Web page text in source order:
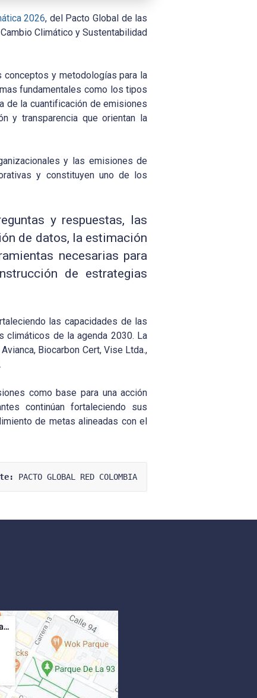
2026, del Pacto Global de las
Climático y Sustentabilidad
y metodologías para la
fundamentales como los tipos
de la cuantificación de emisiones
y transparencia que orientan la
y las emisiones de
y constituyen uno de los
y respuestas, las
de datos, la estimación
necesarias para
de estrategias
las capacidades de las
climáticos de la agenda 2030. La
Biocarbon Cert, Vise Ltda.,
como base para una acción
continúan fortaleciendo sus
de metas alineadas con el
PACTO GLOBAL RED COLOMBIA